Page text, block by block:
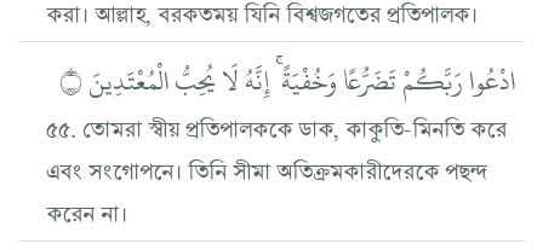
করা। আল্লাহ, বরকতময় যিনি বিশ্বজগতের প্রতিপালক।
ادْعُوا رَبَّكُمْ تَضَرُّعًا وَخُفْيَةً ۚ إِنَّهُ لَا يُحِبُّ الْمُعْتَدِينَ ۝
৫৫. তোমরা স্বীয় প্রতিপালককে ডাক, কাকুতি-মিনতি করে
এবং সংগোপনে। তিনি সীমা অতিক্রমকারীদেরকে পছন্দ
করেন না।